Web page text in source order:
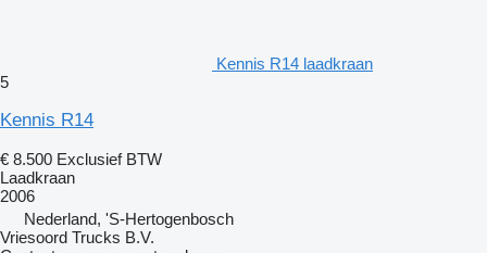
Kennis R14 laadkraan
5
Kennis R14
€ 8.500 Exclusief BTW
Laadkraan
2006
Nederland, 'S-Hertogenbosch
Vriesoord Trucks B.V.